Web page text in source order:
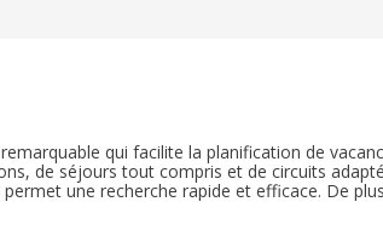
qui facilite la planification de
de séjours tout compris et de circuits
une recherche rapide et efficace. De
cas de besoin. Avec Promovacances,
cette agence pour des vacances sans souci et